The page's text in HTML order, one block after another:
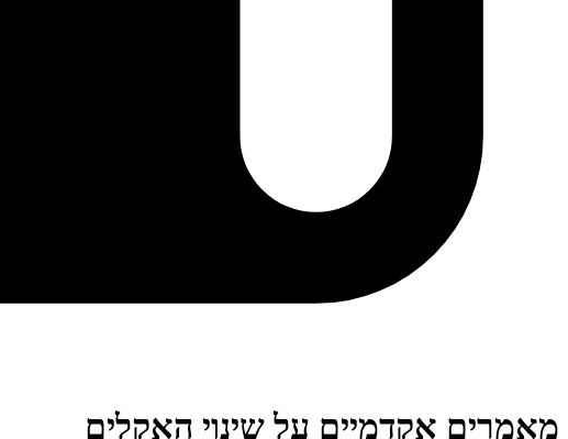
מאמרים אקדמיים על שינוי האקלים